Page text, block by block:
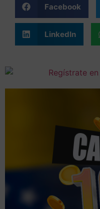
Facebook
LinkedIn